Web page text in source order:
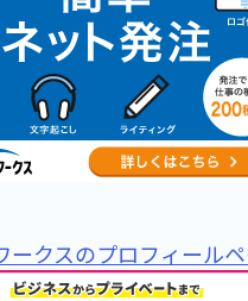
ークスのプロフィール